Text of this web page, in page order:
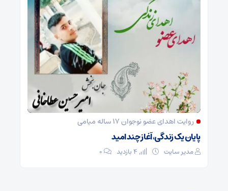
روایت اهدای عضو نوجوان ۱۷ ساله میامی
پایان یک زندگی، آغاز چند امید
مدیر سایت ۰